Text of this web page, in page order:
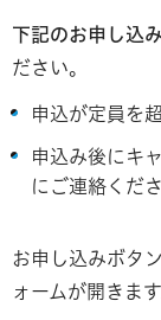
下記のお申し込
ださい。
申込が定員を
申込み後にキ
にご連絡くださ
お申し込みボタ
ォームが開きます